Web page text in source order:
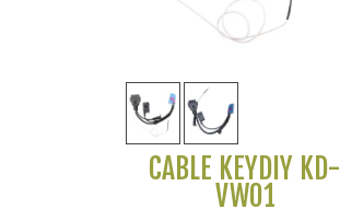
CÂBLE KEYDIY KD-
VW01